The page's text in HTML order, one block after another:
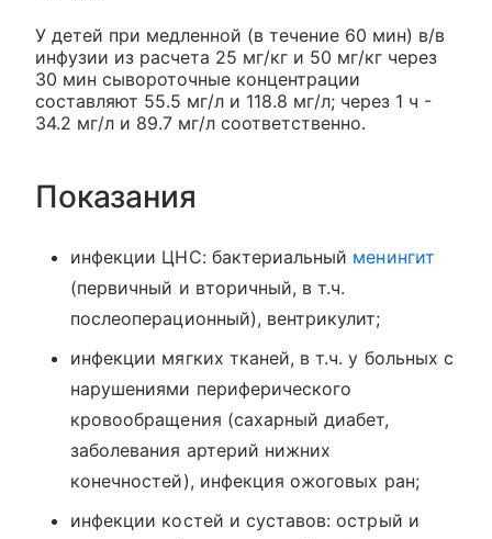
У детей при медленной (в течение 60 мин) в/в
инфузии из расчета 25 мг/кг и 50 мг/кг через
30 мин сывороточные концентрации
составляют 55.5 мг/л и 118.8 мг/л; через 1 ч -
34.2 мг/л и 89.7 мг/л соответственно.
Показания
инфекции ЦНС: бактериальный менингит
(первичный и вторичный, в т.ч.
послеоперационный), вентрикулит;
инфекции мягких тканей, в т.ч. у больных с
нарушениями периферического
кровообращения (сахарный диабет,
заболевания артерий нижних
конечностей), инфекция ожоговых ран;
инфекции костей и суставов: острый и